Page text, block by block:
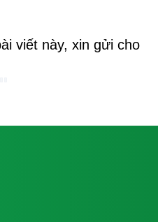
viết này, xin gửi cho